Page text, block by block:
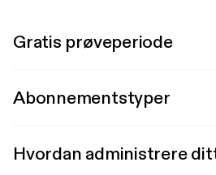
Gratis prøveperiode
Abonnementstyper
Hvordan administrere